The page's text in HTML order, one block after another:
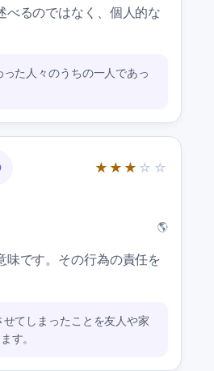
べるのではなく、個人的な
た人々のうちの一人であっ
★★★ ☆☆
🌎
味です。その行為の責任を
せてしまったことを友人や家
す。